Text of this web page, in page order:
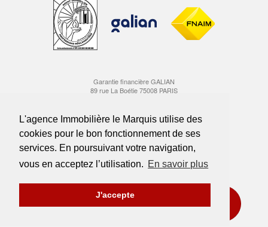
L'agence Immobilière le Marquis utilise des
cookies pour le bon fonctionnement de ses
services. En poursuivant votre navigation,
vous en acceptez l’utilisation. En savoir plus
J'accepte
Garantie financière GALIAN
89 rue La Boétie 75008 PARIS
Suivez-nous sur Instagram
Rejoignez-nous sur Facebook
Mentions légales
ESTIMATION OFFERTE